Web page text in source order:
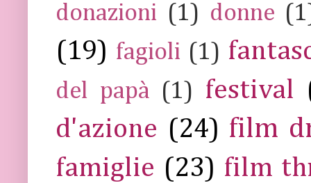
donazioni (1) donne
(19) fagioli (1)
del papà (1) festival
d'azione (24) film
famiglie (23) film